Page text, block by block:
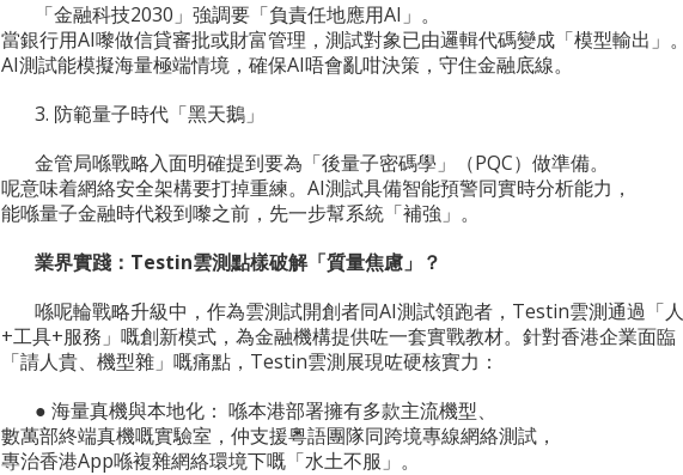
「金融科技2030」強調要「負責任地應用AI」。
當銀行用AI嚟做信貸審批或財富管理，測試對象已由邏輯代碼變成「模型輸出」。
AI測試能模擬海量極端情境，確保AI唔會亂咁決策，守住金融底線。
3. 防範量子時代「黑天鵝」
金管局喺戰略入面明確提到要為「後量子密碼學」（PQC）做準備。
呢意味着網絡安全架構要打掉重練。AI測試具備智能預警同實時分析能力，
能喺量子金融時代殺到嚟之前，先一步幫系統「補強」。
業界實踐： Testin雲測點樣破解「質量焦慮」？
喺呢輪戰略升級中，作為雲測試開創者同AI測試領跑者，Testin雲測通過「人
+工具+服務」嘅創新模式，為金融機構提供咗一套實戰教材。針對香港企業面臨
「請人貴、機型雜」嘅痛點，Testin雲測展現咗硬核實力：
● 海量真機與本地化： 喺本港部署擁有多款主流機型、
數萬部終端真機嘅實驗室，仲支援粵語團隊同跨境專線網絡測試，
專治香港App喺複雜網絡環境下嘅「水土不服」。